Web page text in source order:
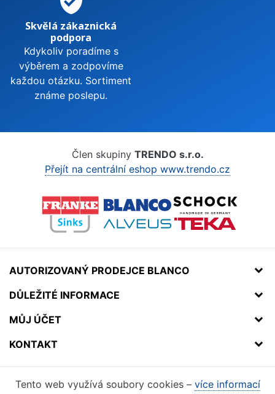
Skvělá zákaznická
podpora
Kdykoliv poradíme s
výběrem a zodpovíme
každou otázku. Sortiment
známe poslepu.
Člen skupiny TRENDO s.r.o.
Přejít na centrální eshop www.trendo.cz
AUTORIZOVANÝ PRODEJCE BLANCO
DŮLEŽITÉ INFORMACE
MŮJ ÚČET
KONTAKT
Tento web využívá soubory cookies – více informací